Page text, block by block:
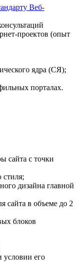
Веб-
проектов (опыт
ядра (СЯ);
порталах.
сайта с точки
стиля;
дизайна главной
сайта в объеме до 2
блоков
условии его